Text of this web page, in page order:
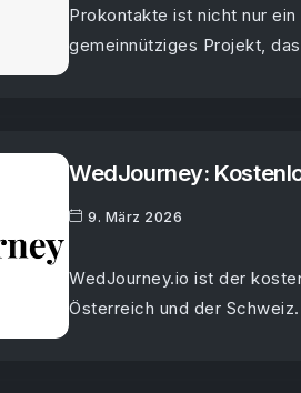
Prokontakte ist nicht nur
gemeinnütziges Projekt,
WedJourney:
9. März 2026
WedJourney.io ist der
Österreich und der